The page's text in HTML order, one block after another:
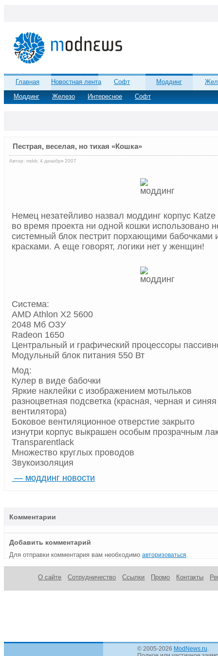
Главная
Новостная лента
Моддинг
Железо Интересное Софт
Софт Моддинг
Пестрая, веселая, но тихая «Кошка»
Автор: mddr, 4 декабря 2007
Немец незатейливо назвал моддинг корпус
во время проекта ни одной кошки использовано
системный блок пестрит порхающими бабочками
красками. А еще говорят, логики нет у женщин!
Система:
AMD Athlon X2 5600
2048 Mб ОЗУ
Radeon 1650
Центральный и графический процессоры
Модульный блок питания 550 Вт
Мод:
Кулер в виде бабочки
Яркие наклейки с изображением мотыльков
разноцветная подсветка (красная, черная и синяя
вентилятора)
Боковое вентиляционное отверстие закрыто
изнутри корпус выкрашен особым прозрачным
Transparentlack
Множество круглых проводов
Звукоизоляция
— моддинг новости
Комментарии
Добавить комментарий
Для отправки комментария вам необходимо авторизоваться
О сайте Сотрудничество Ссылки Промо Контакты
© 2005-2026 ModNews.ru